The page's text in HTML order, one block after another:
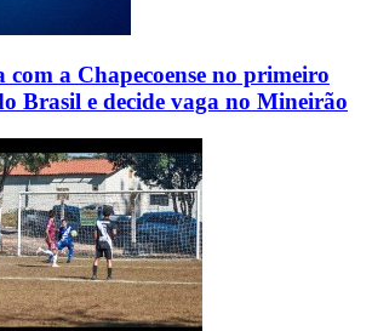
com a Chapecoense no primeiro
Brasil e decide vaga no Mineirão